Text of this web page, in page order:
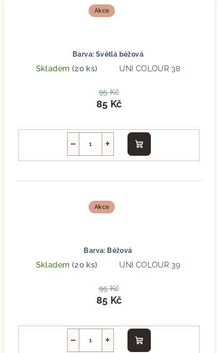
Akce
Barva: Světlá béžová
Skladem (20 ks) UNI COLOUR 38
95 Kč
85 Kč
+
−
Do
košíku
Akce
Barva: Béžová
Skladem (20 ks) UNI COLOUR 39
95 Kč
85 Kč
+
−
Do